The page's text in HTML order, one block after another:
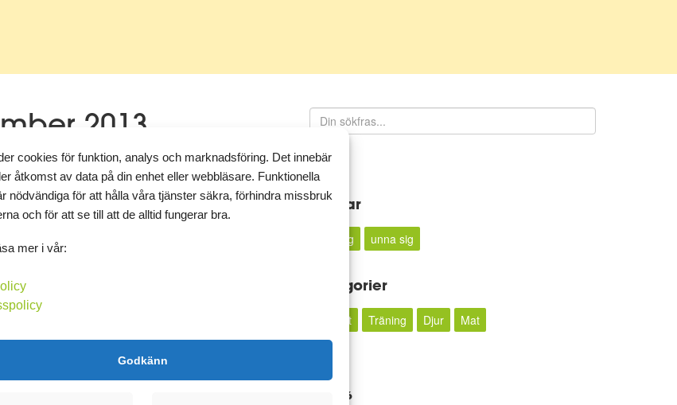
2013
jag borde och inte ätit rätt heller, men nu skall
slut på det här året och ett GOTT NYTT ÅR.
Sök
Taggar
Träning unna sig
Kategorier
Recept Träning Djur Mat
2026
cookies för funktion, analys och marknadsföring. Det innebär
åtkomst av data på din enhet eller webbläsare. Funktionella
nödvändiga för att hålla våra tjänster säkra, förhindra missbruk
och för att se till att de alltid fungerar bra.
mer i vår:
Godkänn